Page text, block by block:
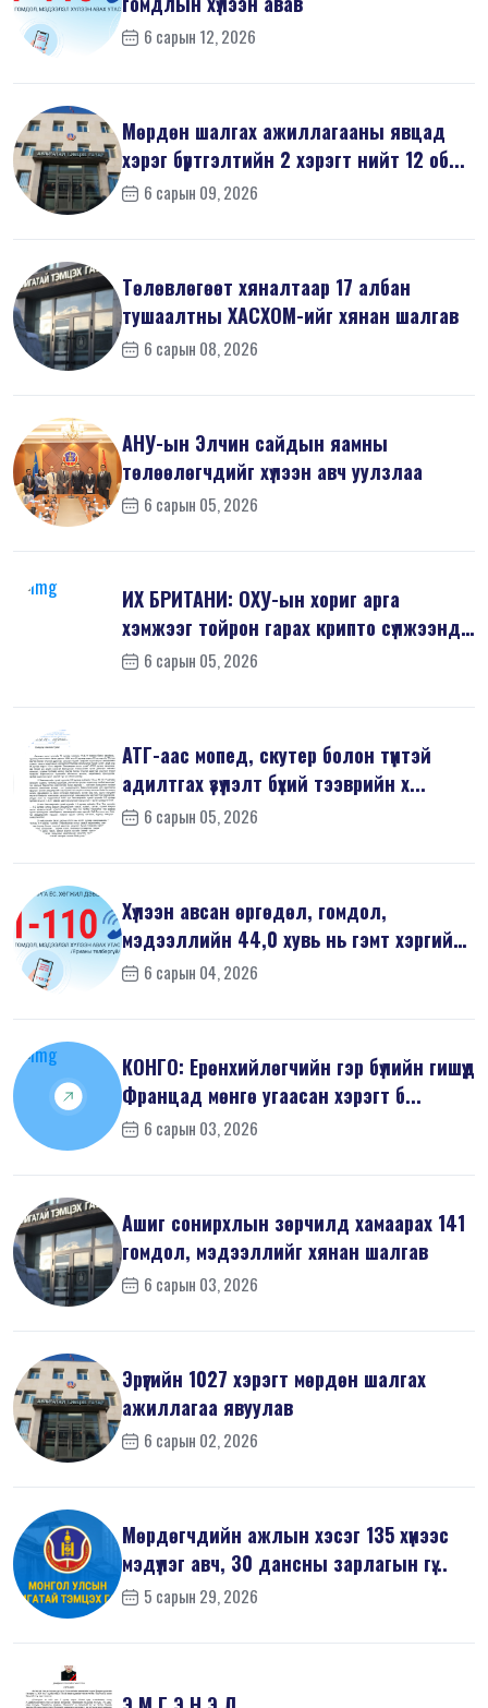
6 сарын 12, 2026
Мөрдөн шалгах ажиллагааны явцад
хэрэг бүртгэлтийн 2 хэрэгт нийт 12 об...
6 сарын 09, 2026
Төлөвлөгөөт хяналтаар 17 албан
тушаалтны ХАСХОМ-ийг хянан шалгав
6 сарын 08, 2026
АНУ-ын Элчин сайдын яамны
төлөөлөгчдийг хүлээн авч уулзлаа
6 сарын 05, 2026
ИХ БРИТАНИ: ОХУ-ын хориг арга
хэмжээг тойрон гарах крипто сүлжээнд
хор...6 сарын 05, 2026
АТГ-аас мопед, скутер болон түүнтэй
адилтгах үзүүлэлт бүхий тээврийн х...
6 сарын 05, 2026
Хүлээн авсан өргөдөл, гомдол,
мэдээллийн 44,0 хувь нь гэмт хэргийн
шин...
6 сарын 04, 2026
КОНГО: Ерөнхийлөгчийн гэр бүлийн гишүүд
Францад мөнгө угаасан хэрэгт б...
6 сарын 03, 2026
Ашиг сонирхлын зөрчилд хамаарах 141
гомдол, мэдээллийг хянан шалгав
6 сарын 03, 2026
Эрүүгийн 1027 хэрэгт мөрдөн шалгах
ажиллагаа явуулав
6 сарын 02, 2026
Мөрдөгчдийн ажлын хэсэг 135 хүнээс
мэдүүлэг авч, 30 дансны зарлагын гү...
5 сарын 29, 2026